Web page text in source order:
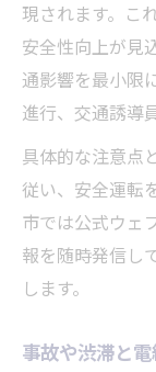
現されます。こ
安全性向上が見
通影響を最小限
進行、交通誘導
具体的な注意点
従い、安全運転
市では公式ウェ
報を随時発信し
します。
事故や渋滞と